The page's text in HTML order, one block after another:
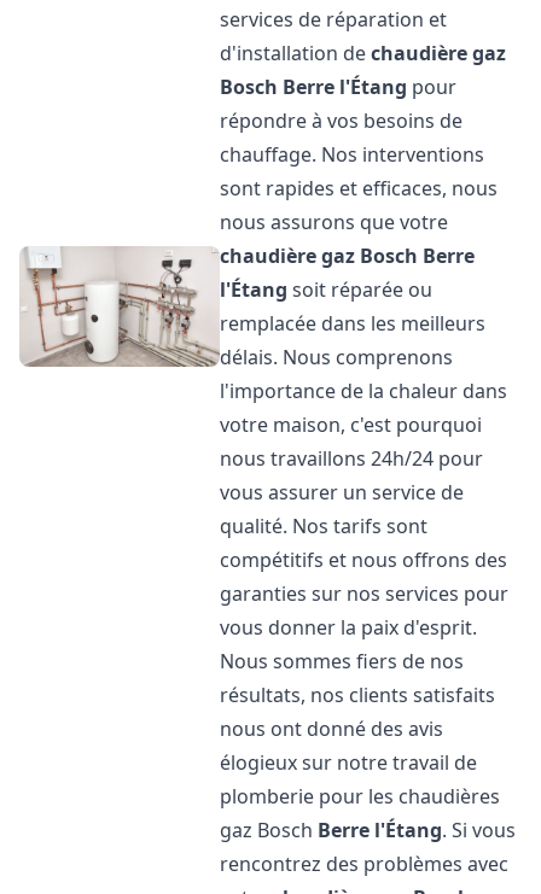
services de réparation et
d'installation dechaudière gaz
Bosch Berre l'Étang pour
répondre à vos besoins de
chauffage. Nos interventions
sont rapides et efficaces, nous
nous assurons que votre
chaudière gaz Bosch Berre
l'Étang soit réparée ou
remplacée dans les meilleurs
délais. Nous comprenons
l'importance de la chaleur dans
votre maison, c'est pourquoi
nous travaillons 24h/24 pour
vous assurer un service de
qualité. Nos tarifs sont
compétitifs et nous offrons des
garanties sur nos services pour
vous donner la paix d'esprit.
Nous sommes fiers de nos
résultats, nos clients satisfaits
nous ont donné des avis
élogieux sur notre travail de
plomberie pour les chaudières
gaz Bosch Berre l'Étang. Si vous
rencontrez des problèmes avec